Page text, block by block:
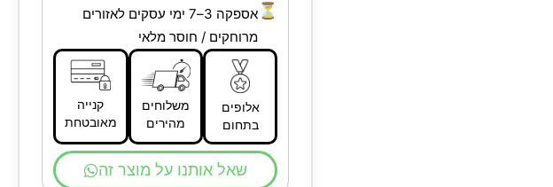
⏳
אספקה 3–7 ימי עסקים לאזורים
מרוחקים / חוסר מלאי
אלופים
בתחום
משלוחים
מהירים
קנייה
מאובטחת
שאל אותנו על מוצר זה